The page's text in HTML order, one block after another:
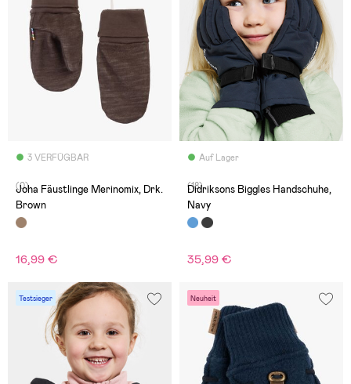
3 VERFÜGBAR
(0)
Joha Fäustlinge Merinomix, Drk.
Brown
16,99 €
Auf Lager
(18)
Didriksons Biggles Handschuhe,
Navy
35,99 €
Testsieger Neuheit